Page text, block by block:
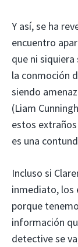
Y así, se ha
encuentro
que ni
la conmoción
siendo
(Liam
estos
es una
Incluso si
inmediato, los
porque
información
detective se